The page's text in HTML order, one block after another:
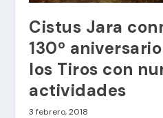
Cistus Jara
130º
los Tiros con
actividades
3 febrero, 2018